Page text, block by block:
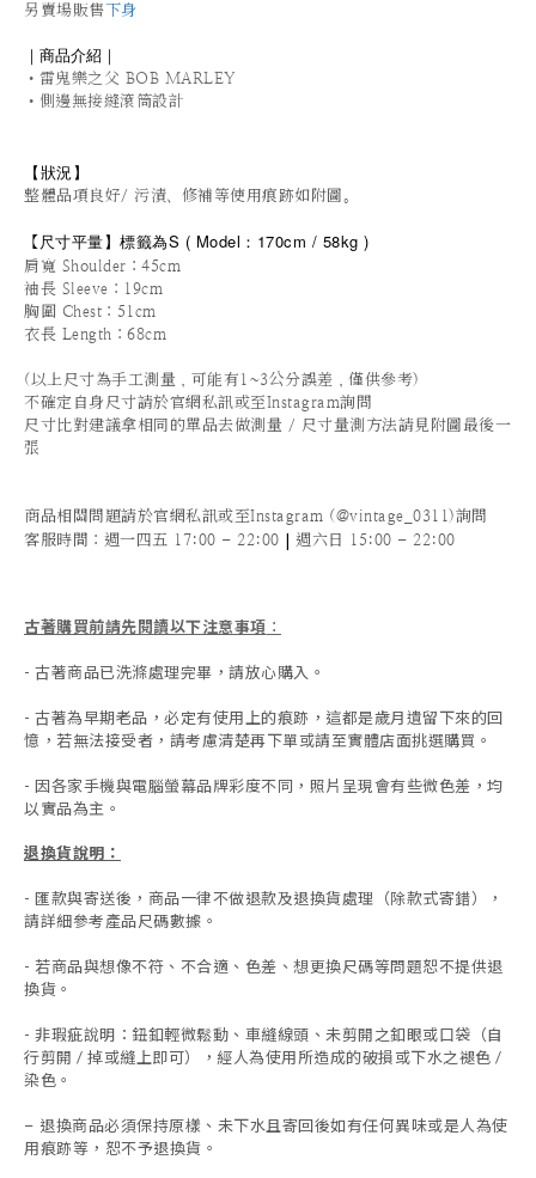
另賣場販售下身
｜商品介紹｜
•雷鬼樂之父 BOB MARLEY
•側邊無接縫滾筒設計
【狀況】
整體品項良好/ 污漬、修補等使用痕跡如附圖。
【 尺寸平量】標籤為S ( Model：170cm / 58kg )
肩寬 Shoulder：45cm
袖長 Sleeve：19cm
胸圍 Chest：51cm
衣長 Length：68cm
(以上尺寸為手工測量，可能有1~3公分誤差，僅供參考)
不確定自身尺寸請於官網私訊或至Instagram詢問
尺寸比對建議拿相同的單品去做測量 / 尺寸量測方法請見附圖最後一
張
商品相關問題請於官網私訊或至Instagram (@vintage_0311)詢問
客服時間 ：週一四五 17:00 - 22:00 | 週六日 15:00 - 22:00
古著購買前請先閱讀以下注意事項 ：
- 古著商品已洗滌處理完畢，請放心購入。
- 古著為早期老品，必定有使用上的痕跡，這都是歲月遺留下來的回
憶，若無法接受者，請考慮清楚再下單或請至實體店面挑選購買。
- 因各家手機與電腦螢幕品牌彩度不同，照片呈現會有些微色差，均
以實品為主。
退換貨說明：
- 匯款與寄送後，商品一律不做退款及退換貨處理（除款式寄錯），
請詳細參考產品尺碼數據 。
- 若商品與想像不符、不合適、色差、想更換尺碼等問題恕不提供退
換貨。
- 非瑕疵說明：鈕釦輕微鬆動、車縫線頭、未剪開之釦眼或口袋（自
行剪開 / 掉或縫上即可），經人為使用所造成的破損或下水之褪色 /
染色。
- 退換商品必須保持原樣、未下水且寄回後如有任何異味或是人為使
用痕跡等 ， 恕不予退換貨。